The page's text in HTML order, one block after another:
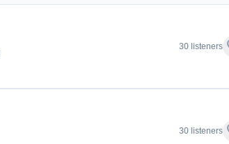
30 listeners
30 listeners